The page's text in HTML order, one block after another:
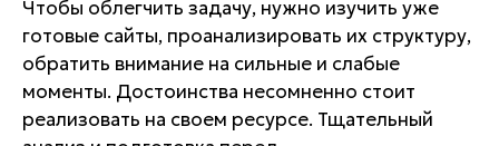
Чтобы облегчить задачу, нужно изучить уже
готовые сайты, проанализировать их структуру,
обратить внимание на сильные и слабые
моменты. Достоинства несомненно стоит
реализовать на своем ресурсе. Тщательный